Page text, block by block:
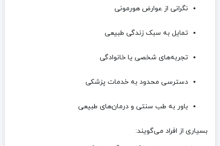
نگرانی از عوارض هورمونی
تمایل به سبک زندگی طبیعی
تجربه‌های شخصی یا خانوادگی
دسترسی محدود به خدمات پزشکی
باور به طب سنتی و درمان‌های طبیعی
بسیاری از افراد می‌گویند: